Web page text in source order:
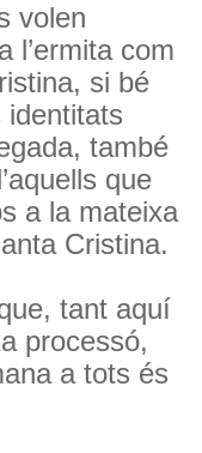
volen
l’ermita com
si bé
identitats
també
que
a la mateixa
Cristina.
tant aquí
processó,
a tots és